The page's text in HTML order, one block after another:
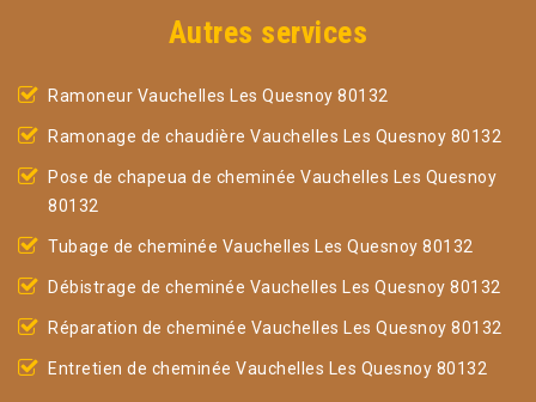
Autres services
Ramoneur Vauchelles Les Quesnoy 80132
Ramonage de chaudière Vauchelles Les Quesnoy 80132
Pose de chapeua de cheminée Vauchelles Les Quesnoy
80132
Tubage de cheminée Vauchelles Les Quesnoy 80132
Débistrage de cheminée Vauchelles Les Quesnoy 80132
Réparation de cheminée Vauchelles Les Quesnoy 80132
Entretien de cheminée Vauchelles Les Quesnoy 80132